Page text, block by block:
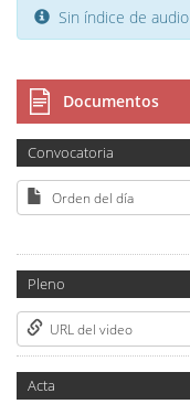
Sin índice de audio
Documentos
Convocatoria
Orden del día
Pleno
URL del video
Acta